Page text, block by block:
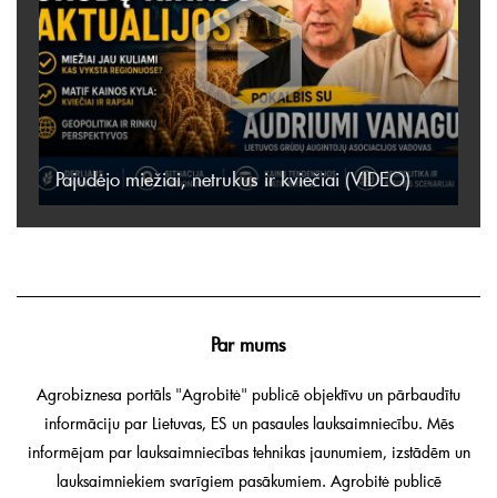
Pajudėjo miežiai, netrukus ir kviečiai (VIDEO)
Par mums
Agrobiznesa portāls "Agrobitė" publicē objektīvu un pārbaudītu
informāciju par Lietuvas, ES un pasaules lauksaimniecību. Mēs
informējam par lauksaimniecības tehnikas jaunumiem, izstādēm un
lauksaimniekiem svarīgiem pasākumiem. Agrobitė publicē